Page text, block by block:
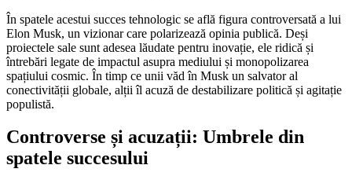
În spatele acestui succes tehnologic se află figura controversată a lui
Elon Musk, un vizionar care polarizează opinia publică. Deși
proiectele sale sunt adesea lăudate pentru inovație, ele ridică și
întrebări legate de impactul asupra mediului și monopolizarea
spațiului cosmic. În timp ce unii văd în Musk un salvator al
conectivității globale, alții îl acuză de destabilizare politică și agitație
populistă.
Controverse și acuzații: Umbrele din
spatele succesului